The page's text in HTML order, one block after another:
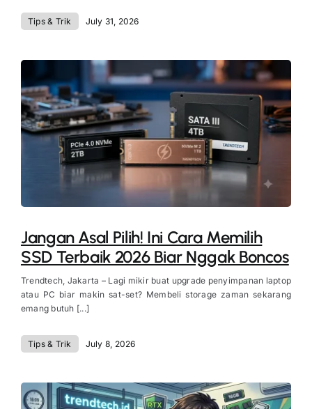
Tips & Trik July 31, 2026
Jangan Asal Pilih! Ini Cara Memilih
SSD Terbaik 2026 Biar Nggak Boncos
Trendtech, Jakarta – Lagi mikir buat upgrade penyimpanan laptop
atau PC biar makin sat-set? Membeli storage zaman sekarang
emang butuh [...]
Tips & Trik July 8, 2026